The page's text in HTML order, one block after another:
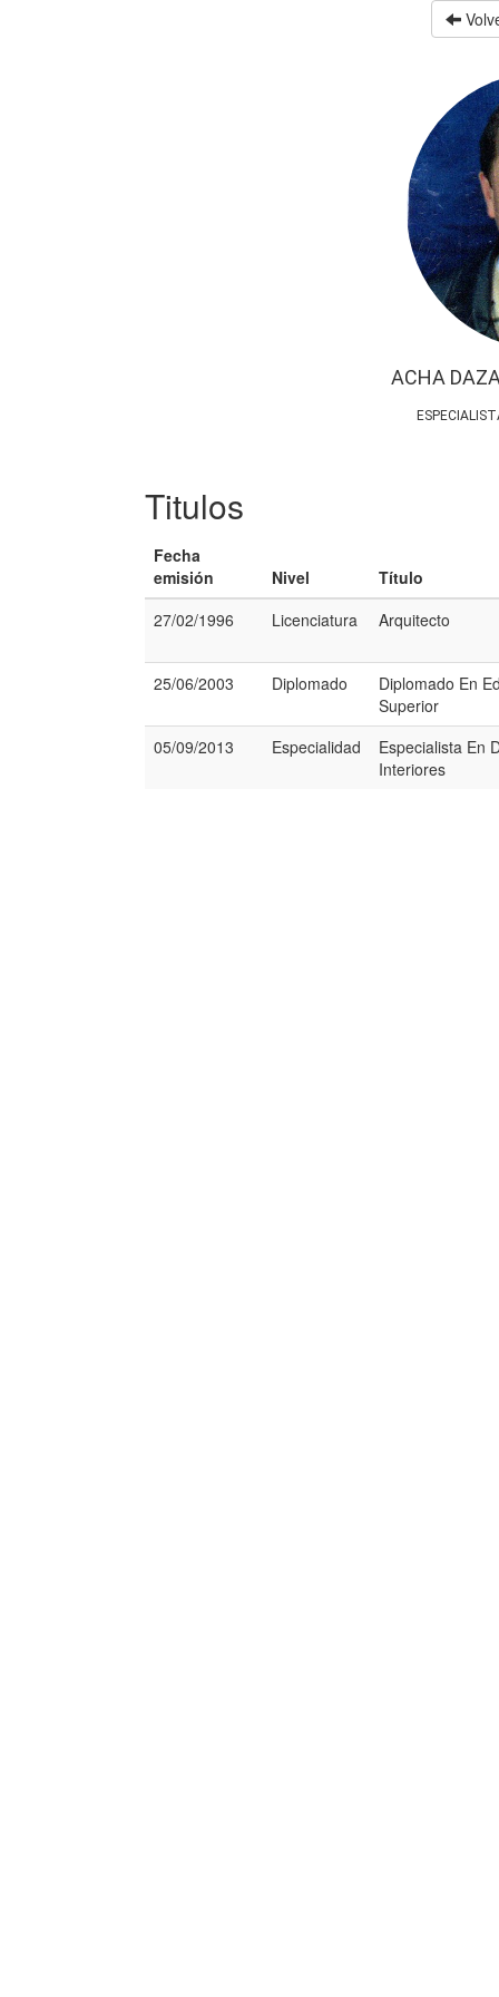
ACHA
Titulos
Fecha
emisión
Nivel
Título
27/02/1996
Licenciatura Arquitecto
25/06/2003 Diplomado
Diplomado En
Superior
05/09/2013
Especialidad
Especialista En
Interiores